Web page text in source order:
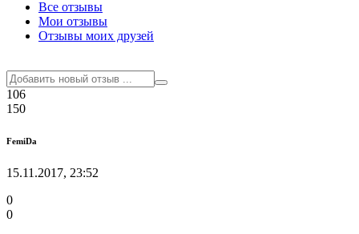
Все отзывы
Мои отзывы
Отзывы моих друзей
106
150
FemiDa
15.11.2017, 23:52
0
0